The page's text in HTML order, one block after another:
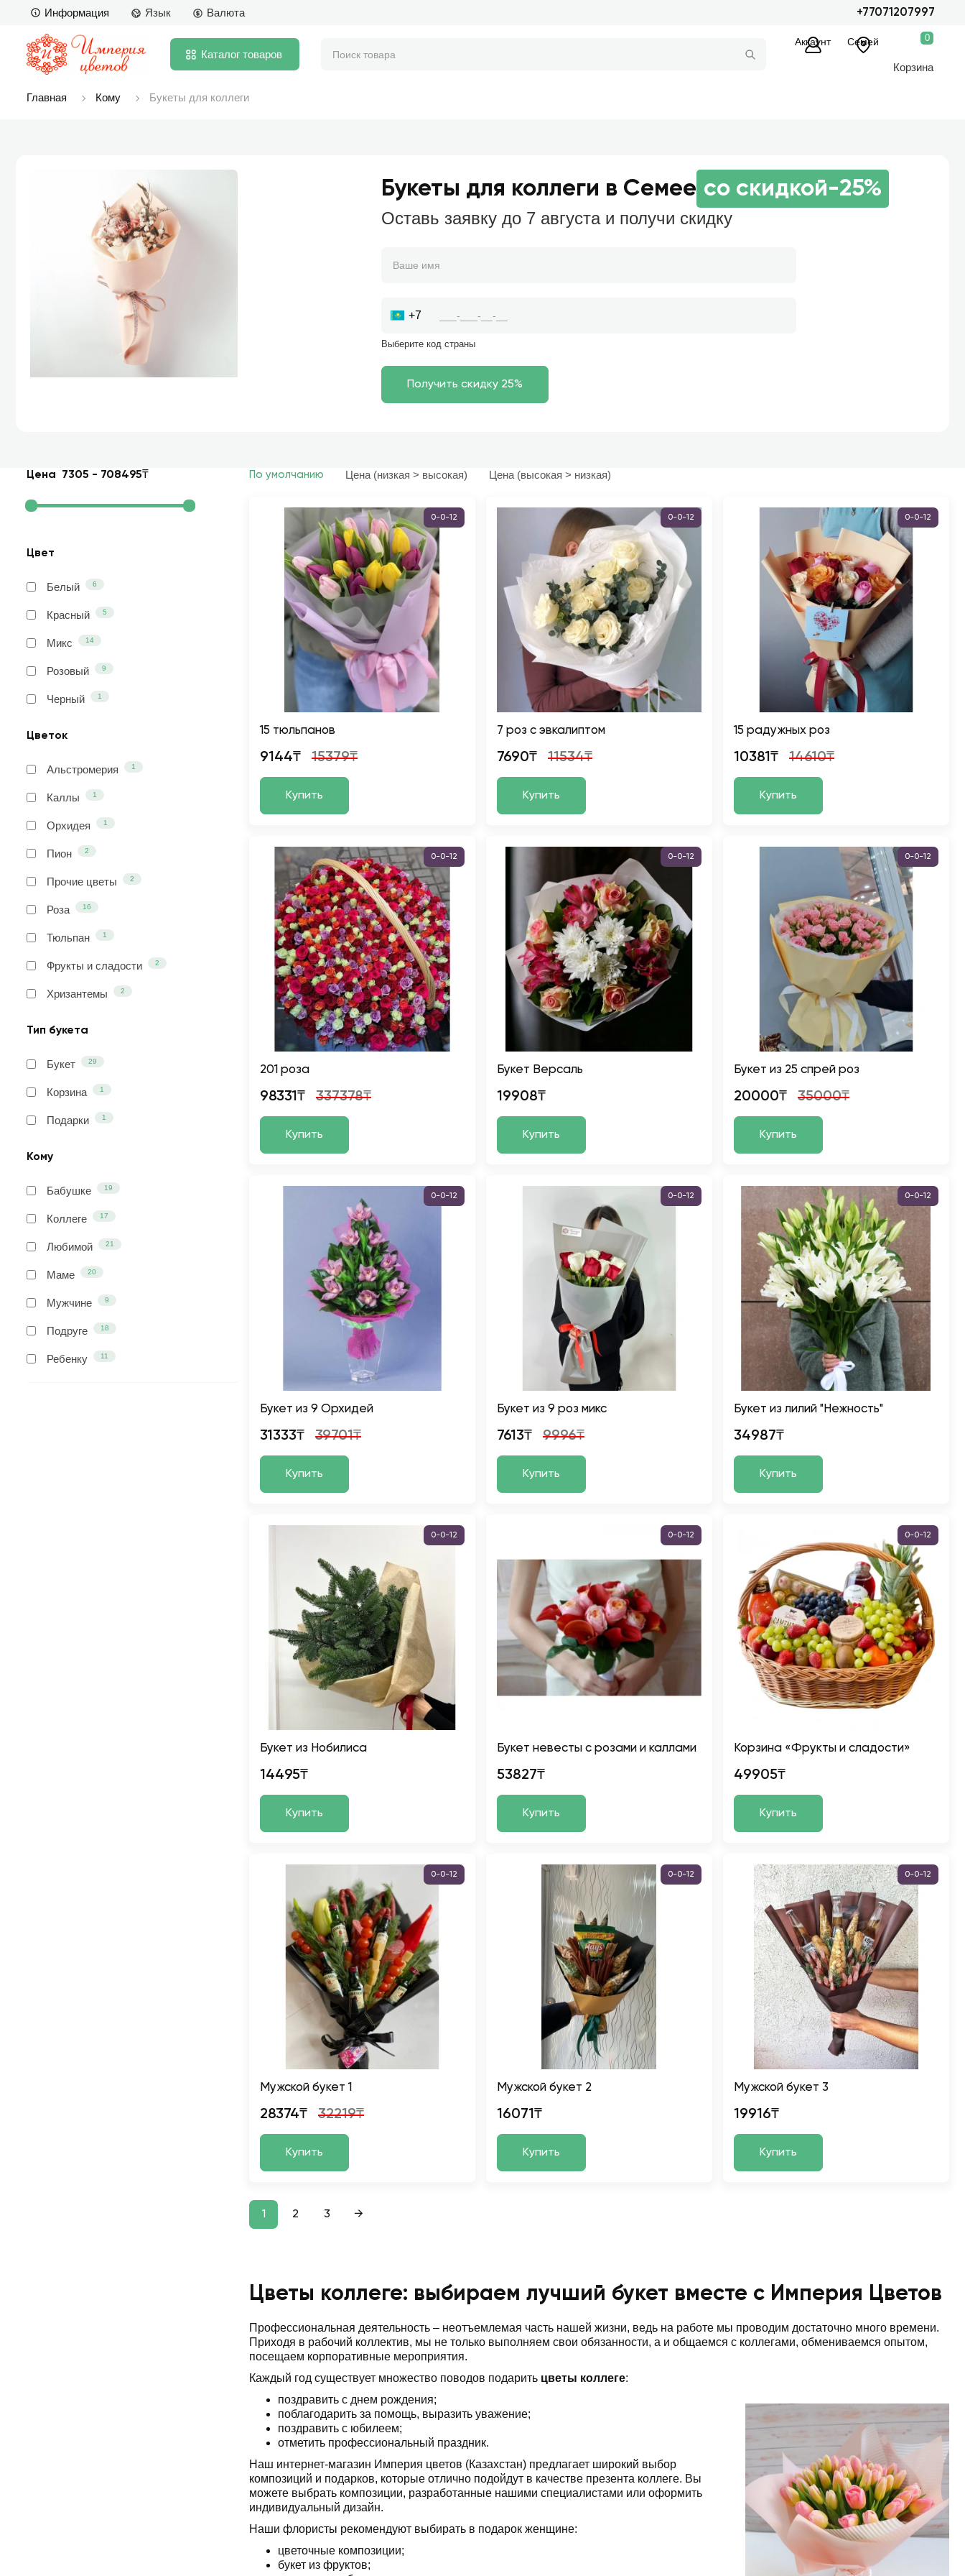
Информация Язык Валюта +77071207997
Каталог товаров
Аккаунт Семей 0
Корзина
Главная Кому Букеты для коллеги
Букеты для коллеги в Семее со скидкой-25%
Оставь заявку до 7 августа и получи скидку
+7
Выберите код страны
Цена 7305 - 708495₸
Цвет
Белый 6
Красный 5
Микс 14
Розовый 9
Черный 1
Цветок
Альстромерия 1
Каллы 1
Орхидея 1
Пион 2
Прочие цветы 2
Роза 16
Тюльпан 1
Фрукты и сладости 2
Хризантемы 2
Тип букета
Букет 29
Корзина 1
Подарки 1
Кому
Бабушке 19
Коллеге 17
Любимой 21
Маме 20
Мужчине 9
Подруге 18
Ребенку 11
По умолчанию Цена (низкая > высокая) Цена (высокая > низкая)
0-0-12
15 тюльпанов
9144₸ 15379₸
Купить
0-0-12
7 роз с эвкалиптом
7690₸ 11534₸
Купить
0-0-12
15 радужных роз
10381₸ 14610₸
Купить
0-0-12
201 роза
98331₸ 337378₸
Купить
0-0-12
Букет Версаль
19908₸
Купить
0-0-12
Букет из 25 спрей роз
20000₸ 35000₸
Купить
0-0-12
Букет из 9 Орхидей
31333₸ 39701₸
Купить
0-0-12
Букет из 9 роз микс
7613₸ 9996₸
Купить
0-0-12
Букет из лилий "Нежность"
34987₸
Купить
0-0-12
Букет из Нобилиса
14495₸
Купить
0-0-12
Букет невесты с розами и каллами
53827₸
Купить
0-0-12
Корзина «Фрукты и сладости»
49905₸
Купить
0-0-12
Мужской букет 1
28374₸ 32219₸
Купить
0-0-12
Мужской букет 2
16071₸
Купить
0-0-12
Мужской букет 3
19916₸
Купить
1 2 3 →
Цветы коллеге: выбираем лучший букет вместе с Империя Цветов
Профессиональная деятельность – неотъемлемая часть нашей жизни, ведь на работе мы проводим достаточно много времени.
Приходя в рабочий коллектив, мы не только выполняем свои обязанности, а и общаемся с коллегами, обмениваемся опытом,
посещаем корпоративные мероприятия.
Каждый год существует множество поводов подарить цветы коллеге:
поздравить с днем рождения;
поблагодарить за помощь, выразить уважение;
поздравить с юбилеем;
отметить профессиональный праздник.
Наш интернет-магазин Империя цветов (Казахстан) предлагает широкий выбор
композиций и подарков, которые отлично подойдут в качестве презента коллеге. Вы
можете выбрать композиции, разработанные нашими специалистами или оформить
индивидуальный дизайн.
Наши флористы рекомендуют выбирать в подарок женщине:
цветочные композиции;
букет из фруктов;